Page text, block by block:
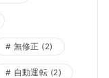
無修正 (2)
自動運転 (2)